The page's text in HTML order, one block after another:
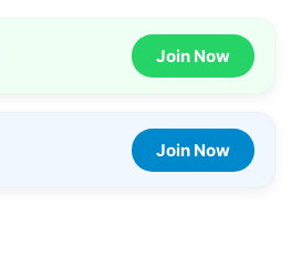
Join Now
Join Now